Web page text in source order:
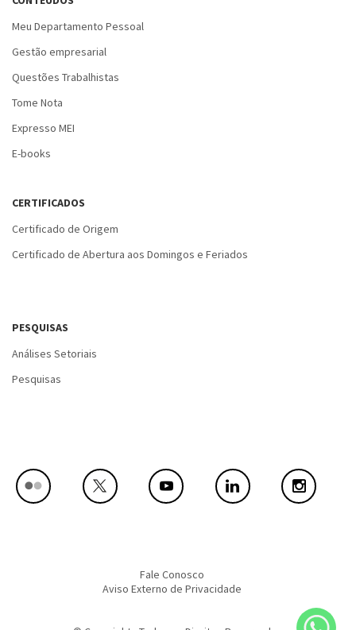
Meu Departamento Pessoal
Gestão empresarial
Questões Trabalhistas
Tome Nota
Expresso MEI
E-books
CERTIFICADOS
Certificado de Origem
Certificado de Abertura aos Domingos e Feriados
PESQUISAS
Análises Setoriais
Pesquisas
Fale Conosco
Aviso Externo de Privacidade